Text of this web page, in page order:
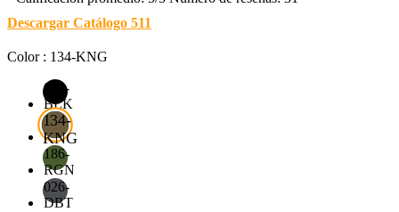
Descargar Catálogo 511
Color : 134-KNG
019-
BLK
134-
KNG
186-
RGN
026-
DBT